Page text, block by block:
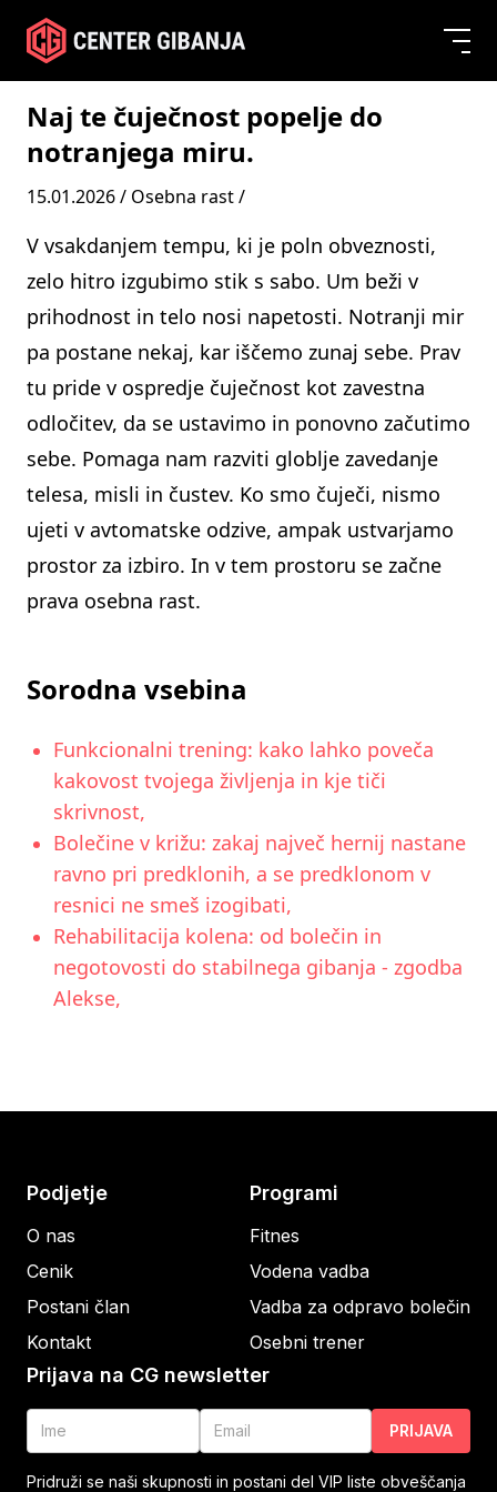
Naj te čuječnost popelje do
notranjega miru.
15.01.2026 / Osebna rast/
V vsakdanjem tempu, ki je poln obveznosti,
zelo hitro izgubimo stik s sabo. Um beži v
prihodnost in telo nosi napetosti. Notranji mir
pa postane nekaj, kar iščemo zunaj sebe. Prav
tu pride v ospredje čuječnost kot zavestna
odločitev, da se ustavimo in ponovno začutimo
sebe. Pomaga nam razviti globlje zavedanje
telesa, misli in čustev. Ko smo čuječi, nismo
ujeti v avtomatske odzive, ampak ustvarjamo
prostor za izbiro. In v tem prostoru se začne
prava osebna rast.
Sorodna vsebina
Funkcionalni trening: kako lahko poveča
kakovost tvojega življenja in kje tiči
skrivnost,
Bolečine v križu: zakaj največ hernij nastane
ravno pri predklonih, a se predklonom v
resnici ne smeš izogibati,
Rehabilitacija kolena: od bolečin in
negotovosti do stabilnega gibanja - zgodba
Alekse,
Podjetje
O nas
Cenik
Postani član
Kontakt
Programi
Fitnes
Vodena vadba
Vadba za odpravo bolečin
Osebni trener
Prijava na CG newsletter
Pridruži se naši skupnosti in postani del VIP liste obveščanja
PRIJAVA